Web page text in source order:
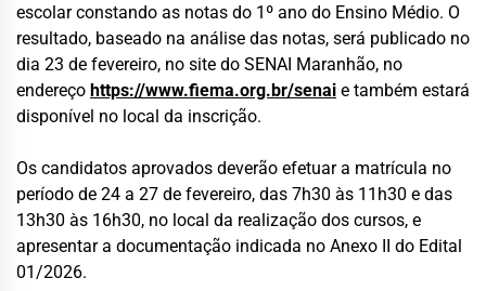
escolar constando as notas do 1º ano do Ensino Médio. O
resultado, baseado na análise das notas, será publicado no
dia 23 de fevereiro, no site do SENAI Maranhão, no
endereço https://www.fiema.org.br/senai e também estará
disponível no local da inscrição.
Os candidatos aprovados deverão efetuar a matrícula no
período de 24 a 27 de fevereiro, das 7h30 às 11h30 e das
13h30 às 16h30, no local da realização dos cursos, e
apresentar a documentação indicada no Anexo II do Edital
01/2026.